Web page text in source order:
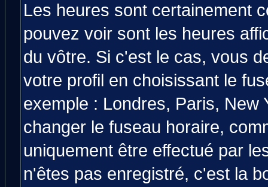
Les heures sont certainement
pouvez voir sont les heures
du vôtre. Si c'est le cas, vous
votre profil en choisissant le
exemple : Londres, Paris, New
changer le fuseau horaire,
uniquement être effectué par
n'êtes pas enregistré, c'est la